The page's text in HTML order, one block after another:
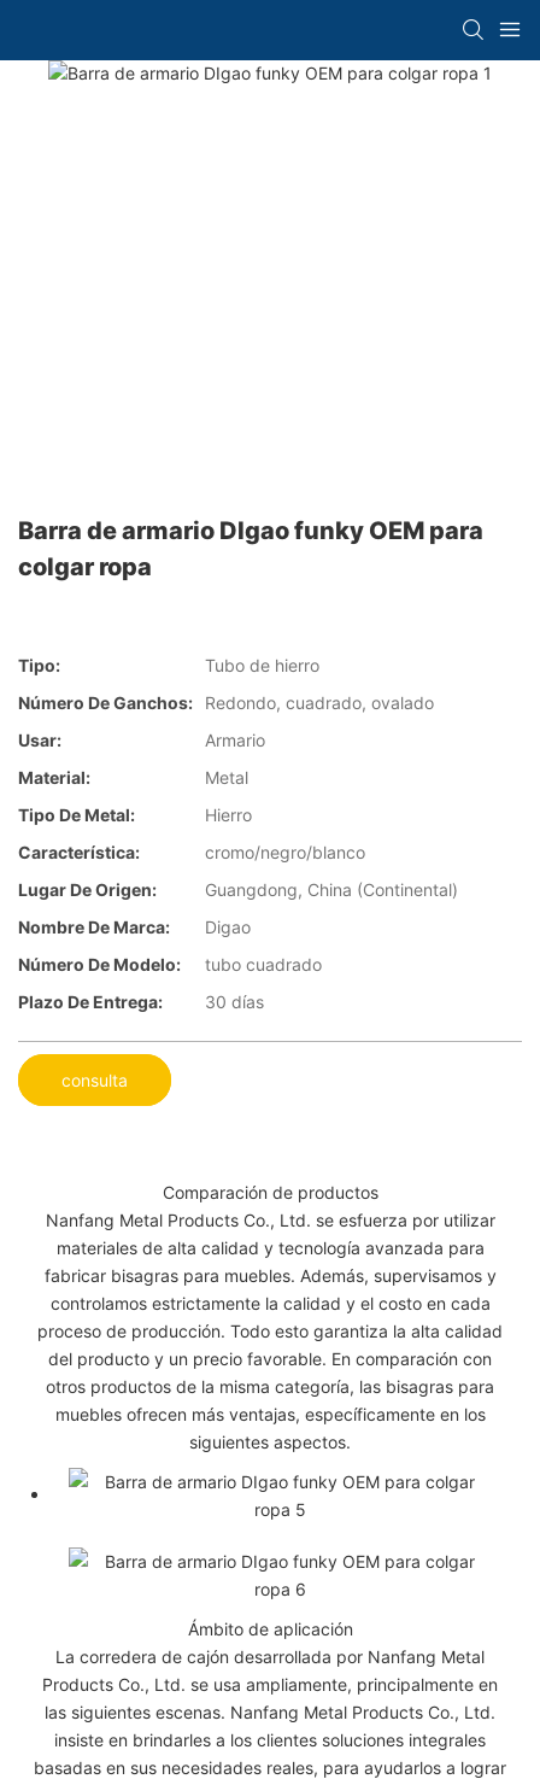
Barra de armario DIgao funky OEM para
colgar ropa
Tipo:
Tubo de hierro
Número De Ganchos:
Redondo, cuadrado, ovalado
Usar:
Armario
Material:
Metal
Tipo De Metal:
Hierro
Característica:
cromo/negro/blanco
Lugar De Origen:
Guangdong, China (Continental)
Nombre De Marca:
Digao
Número De Modelo:
tubo cuadrado
Plazo De Entrega:
30 días
consulta
Comparación de productos
Nanfang Metal Products Co., Ltd. se esfuerza por utilizar
materiales de alta calidad y tecnología avanzada para
fabricar bisagras para muebles. Además, supervisamos y
controlamos estrictamente la calidad y el costo en cada
proceso de producción. Todo esto garantiza la alta calidad
del producto y un precio favorable. En comparación con
otros productos de la misma categoría, las bisagras para
muebles ofrecen más ventajas, específicamente en los
siguientes aspectos.
Ámbito de aplicación
La corredera de cajón desarrollada por Nanfang Metal
Products Co., Ltd. se usa ampliamente, principalmente en
las siguientes escenas. Nanfang Metal Products Co., Ltd.
insiste en brindarles a los clientes soluciones integrales
basadas en sus necesidades reales, para ayudarlos a lograr